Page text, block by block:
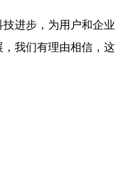
进步，为用户和企业
我们有理由相信，